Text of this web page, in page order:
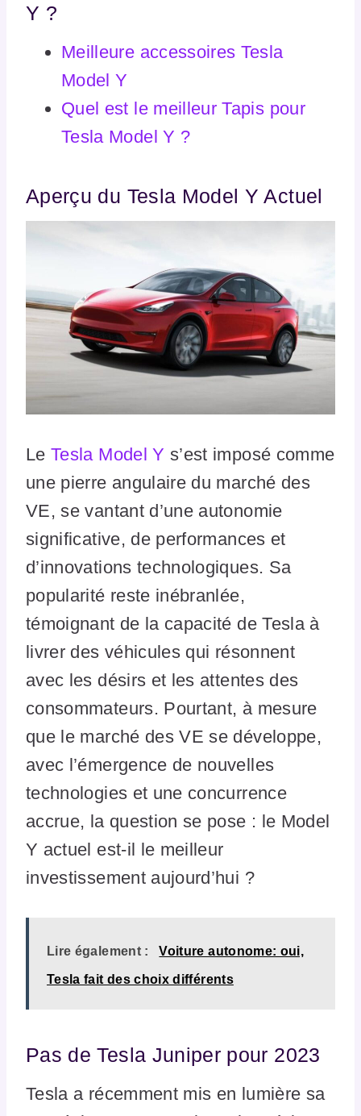
Y ?
Meilleure accessoires Tesla
Model Y
Quel est le meilleur Tapis pour
Tesla Model Y ?
Aperçu du Tesla Model Y Actuel
LeTesla Model Y s’est imposé comme
une pierre angulaire du marché des
VE, se vantant d’une autonomie
significative, de performances et
d’innovations technologiques. Sa
popularité reste inébranlée,
témoignant de la capacité de Tesla à
livrer des véhicules qui résonnent
avec les désirs et les attentes des
consommateurs. Pourtant, à mesure
que le marché des VE se développe,
avec l’émergence de nouvelles
technologies et une concurrence
accrue, la question se pose : le Model
Y actuel est-il le meilleur
investissement aujourd’hui ?
Lire également : Voiture autonome: oui,
Tesla fait des choix différents
Pas de Tesla Juniper pour 2023
Tesla a récemment mis en lumière sa